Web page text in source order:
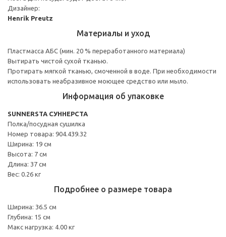
Дизайнер:
Henrik Preutz
Материалы и уход
Пластмасса АБС (мин. 20 % переработанного материала)
Вытирать чистой сухой тканью.
Протирать мягкой тканью, смоченной в воде. При необходимости
использовать неабразивное моющее средство или мыло.
Информация об упаковке
SUNNERSTA СУННЕРСТА
Полка/посудная сушилка
Номер товара: 904.439.32
Ширина: 19 см
Высота: 7 см
Длина: 37 см
Вес: 0.26 кг
Подробнее о размере товара
Ширина: 36.5 см
Глубина: 15 см
Макс нагрузка: 4.00 кг